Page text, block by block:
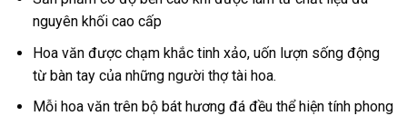
nguyên khối cao cấp
Hoa văn được chạm khắc tinh xảo, uốn lượn sống động
từ bàn tay của những người thợ tài hoa.
Mỗi hoa văn trên bộ bát hương đá đều thể hiện tính phong